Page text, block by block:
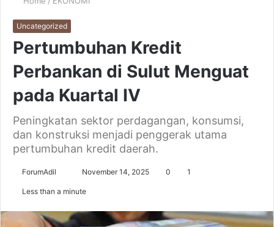
Uncategorized
Pertumbuhan Kredit
Perbankan di Sulut Menguat
pada Kuartal IV
Peningkatan sektor perdagangan, konsumsi,
dan konstruksi menjadi penggerak utama
pertumbuhan kredit daerah.
ForumAdil November 14, 2025 0 1
Less than a minute